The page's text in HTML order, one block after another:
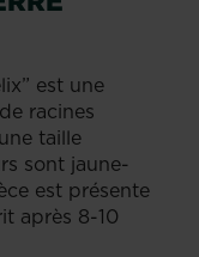
est une
racines
taille
sont jaune-
est présente
après 8-10